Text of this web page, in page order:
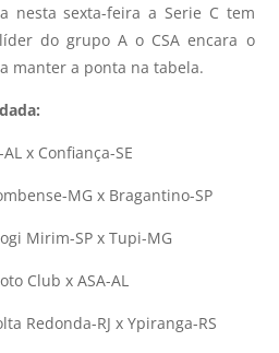
nesta sexta-feira a Serie C tem
do grupo A o CSA encara o
manter a ponta na tabela.
x Confiança-SE
MG x Bragantino-SP
Mirim-SP x Tupi-MG
Club x ASA-AL
Redonda-RJ x Ypiranga-RS